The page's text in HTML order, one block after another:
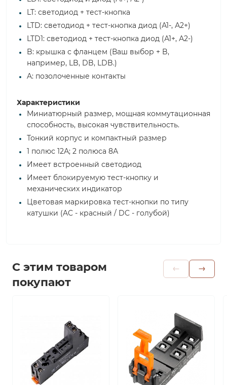
LT: светодиод + тест-кнопка
LTD: светодиод + тест-кнопка диод (А1-, А2+)
LTD1: светодиод + тест-кнопка диод (А1+, А2-)
B: крышка с фланцем (Ваш выбор + B,
например, LB, DB, LDB.)
A: позолоченные контакты
Характеристики
Миниатюрный размер, мощная коммутационная
способность, высокая чувствительность.
Тонкий корпус и компактный размер
1 полюс 12А; 2 полюса 8А
Имеет встроенный светодиод
Имеет блокируемую тест-кнопку и
механических индикатор
Цветовая маркировка тест-кнопки по типу
катушки (AC - красный / DC - голубой)
С этим товаром
покупают